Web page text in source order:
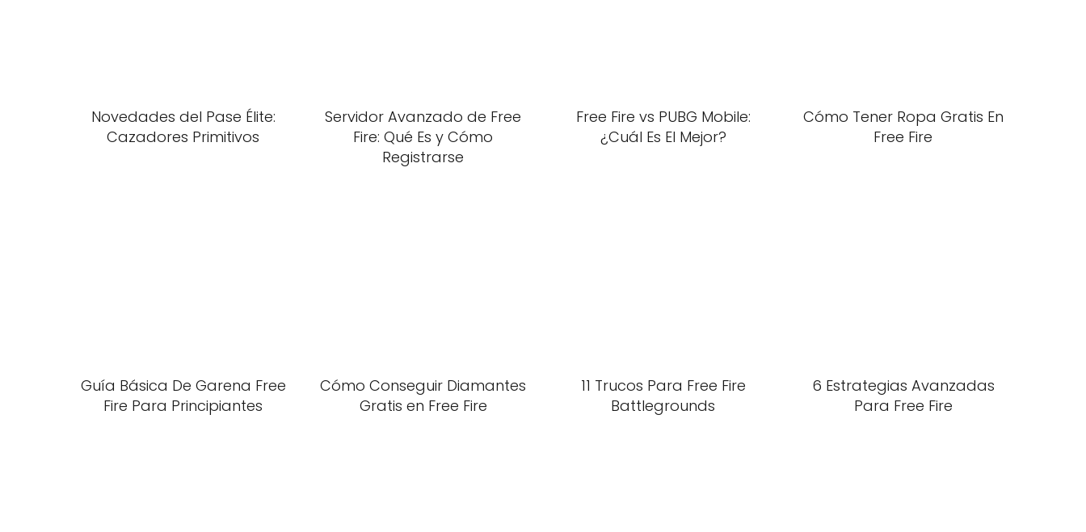
Novedades del Pase Élite:
Cazadores Primitivos
Servidor Avanzado de Free
Fire: Qué Es y Cómo
Registrarse
Free Fire vs PUBG Mobile:
¿Cuál Es El Mejor?
Cómo Tener Ropa Gratis En
Free Fire
Guía Básica De Garena Free
Fire Para Principiantes
Cómo Conseguir Diamantes
Gratis en Free Fire
11 Trucos Para Free Fire
Battlegrounds
6 Estrategias Avanzadas
Para Free Fire